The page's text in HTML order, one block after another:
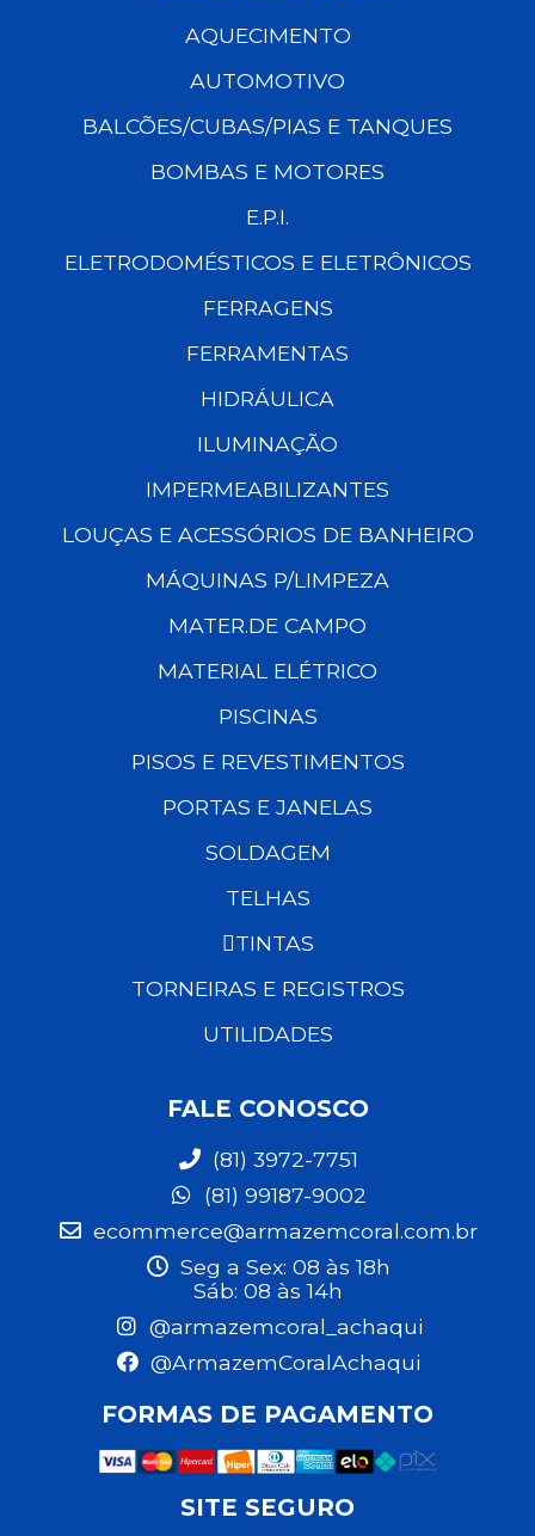
AQUECIMENTO
AUTOMOTIVO
BALCÕES/CUBAS/PIAS E TANQUES
BOMBAS E MOTORES
E.P.I.
ELETRODOMÉSTICOS E ELETRÔNICOS
FERRAGENS
FERRAMENTAS
HIDRÁULICA
ILUMINAÇÃO
IMPERMEABILIZANTES
LOUÇAS E ACESSÓRIOS DE BANHEIRO
MÁQUINAS P/LIMPEZA
MATER.DE CAMPO
MATERIAL ELÉTRICO
PISCINAS
PISOS E REVESTIMENTOS
PORTAS E JANELAS
SOLDAGEM
TELHAS
TINTAS
TORNEIRAS E REGISTROS
UTILIDADES
FALE CONOSCO
(81) 3972-7751
(81) 99187-9002
ecommerce@armazemcoral.com.br
Seg a Sex: 08 às 18h
Sáb: 08 às 14h
@armazemcoral_achaqui
@ArmazemCoralAchaqui
FORMAS DE PAGAMENTO
SITE SEGURO